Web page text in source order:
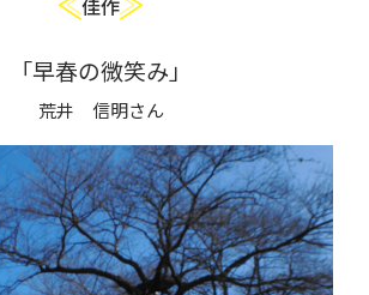
「早春の微笑み」
荒井 信明さん